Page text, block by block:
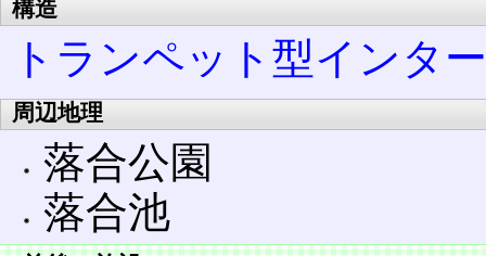
構造
トランペット型インタ
周辺地理
落合公園
落合池